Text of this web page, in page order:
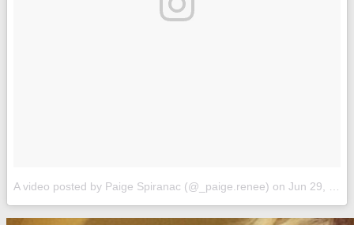
A video posted by Paige Spiranac (@_paige.renee) on Jun 29, 2015 at 5:57pm PDT